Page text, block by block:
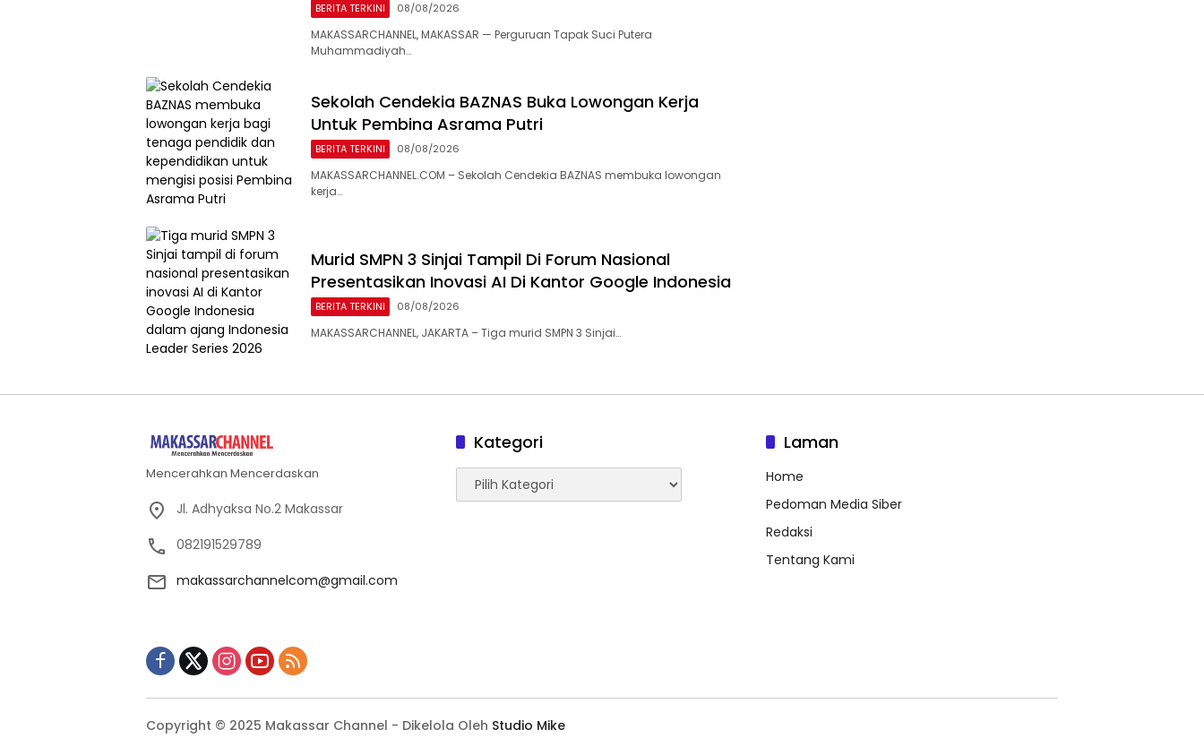
BERITA TERKINI 08/08/2026
MAKASSARCHANNEL, MAKASSAR — Perguruan Tapak Suci Putera
Muhammadiyah…
Sekolah Cendekia BAZNAS Buka Lowongan Kerja
Untuk Pembina Asrama Putri
BERITA TERKINI 08/08/2026
MAKASSARCHANNEL.COM – Sekolah Cendekia BAZNAS membuka lowongan
kerja…
Murid SMPN 3 Sinjai Tampil Di Forum Nasional
Presentasikan Inovasi AI Di Kantor Google Indonesia
BERITA TERKINI 08/08/2026
MAKASSARCHANNEL, JAKARTA – Tiga murid SMPN 3 Sinjai…
Mencerahkan Mencerdaskan
Jl. Adhyaksa No.2 Makassar
082191529789
makassarchannelcom@gmail.com
Kategori
Kategori
Laman
Home
Pedoman Media Siber
Redaksi
Tentang Kami
Copyright © 2025 Makassar Channel - Dikelola Oleh Studio Mike